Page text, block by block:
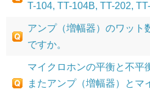
T-104, TT-104B, TT-202,
アンプ（増幅器）のワット
ですか。
マイクロホンの平衡と不平
またアンプ（増幅器）とマ